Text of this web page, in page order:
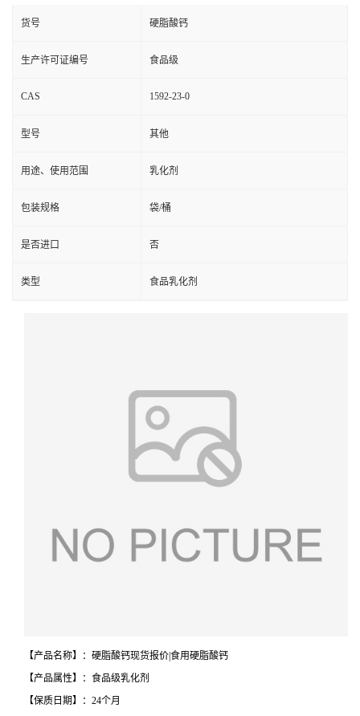
货号 硬脂酸钙
生产许可证编号 食品级
CAS 1592-23-0
型号 其他
用途、使用范围 乳化剂
包装规格 袋/桶
是否进口 否
类型 食品乳化剂
【产品名称】：硬脂酸钙现货报价|食用硬脂酸钙
【产品属性】：食品级乳化剂
【保质日期】：24个月